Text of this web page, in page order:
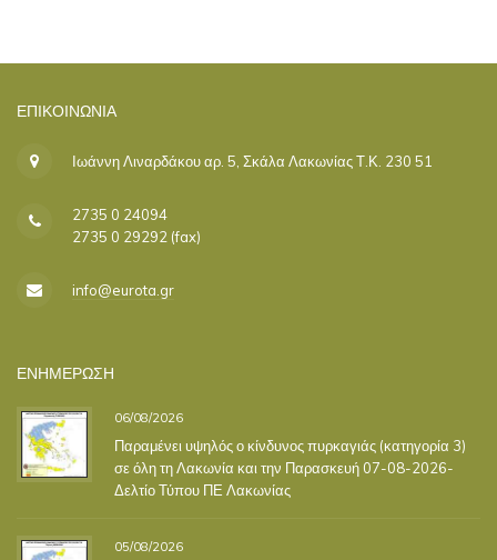
ΕΠΙΚΟΙΝΩΝΊΑ
Ιωάννη Λιναρδάκου αρ. 5, Σκάλα Λακωνίας Τ.Κ. 230 51
2735 0 24094
2735 0 29292 (fax)
info@eurota.gr
ΕΝΗΜΕΡΩΣΗ
06/08/2026
Παραμένει υψηλός ο κίνδυνος πυρκαγιάς (κατηγορία 3)
σε όλη τη Λακωνία και την Παρασκευή 07-08-2026-
Δελτίο Τύπου ΠΕ Λακωνίας
05/08/2026